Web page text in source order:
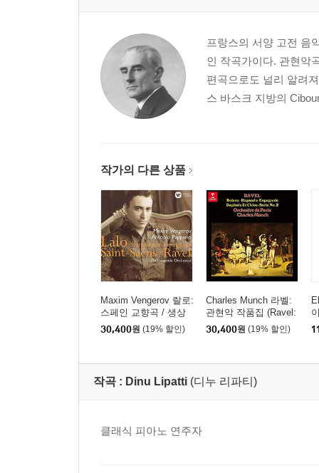
프랑스의 서양 고전 음
인 작곡가이다. 관현악
편곡으로도 널리 알려
스 바스크 지방의
작가의 다른 상품
Maxim Vengerov 랄로:
스페인 교향곡 / 생상
스: 바이올린 협주곡 2
번 (LALO: Symphonie
nt-Sans: Violin Concert
30,400원 (19% 할인)
Charles Munch 라벨:
관현악 작품집 (Ravel:
Bolero) [UHQCD]
30,400원 (19% 할인)
작곡 : Dinu Lipatti (디누 리파티)
클래식 피아노 연주자